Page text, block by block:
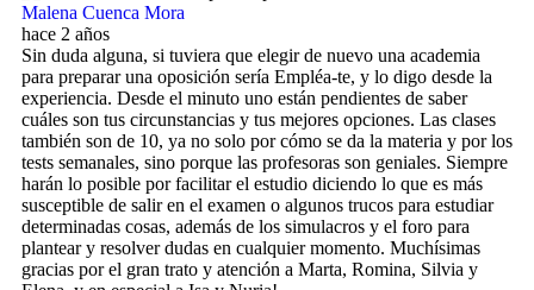
Malena Cuenca Mora
hace 2 años
Sin duda alguna, si tuviera que elegir de nuevo una academia
para preparar una oposición sería Empléa-te, y lo digo desde la
experiencia. Desde el minuto uno están pendientes de saber
cuáles son tus circunstancias y tus mejores opciones. Las clases
también son de 10, ya no solo por cómo se da la materia y por los
tests semanales, sino porque las profesoras son geniales. Siempre
harán lo posible por facilitar el estudio diciendo lo que es más
susceptible de salir en el examen o algunos trucos para estudiar
determinadas cosas, además de los simulacros y el foro para
plantear y resolver dudas en cualquier momento. Muchísimas
gracias por el gran trato y atención a Marta, Romina, Silvia y